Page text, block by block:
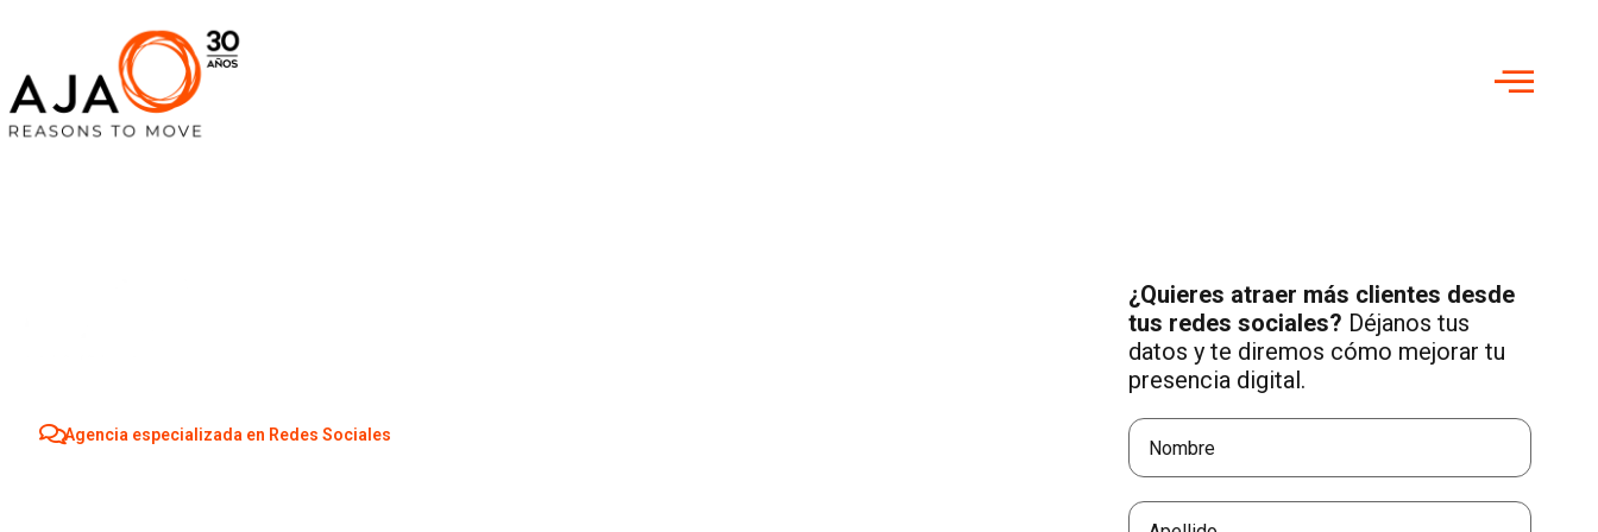
Agencia especializada en Redes Sociales
¿Quieres atraer más clientes desde
tus redes sociales? Déjanos tus
datos y te diremos cómo mejorar tu
presencia digital.